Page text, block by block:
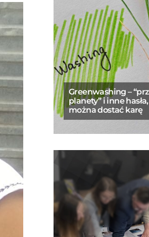
Greenwashing –
planety” i inne
można dostać karę